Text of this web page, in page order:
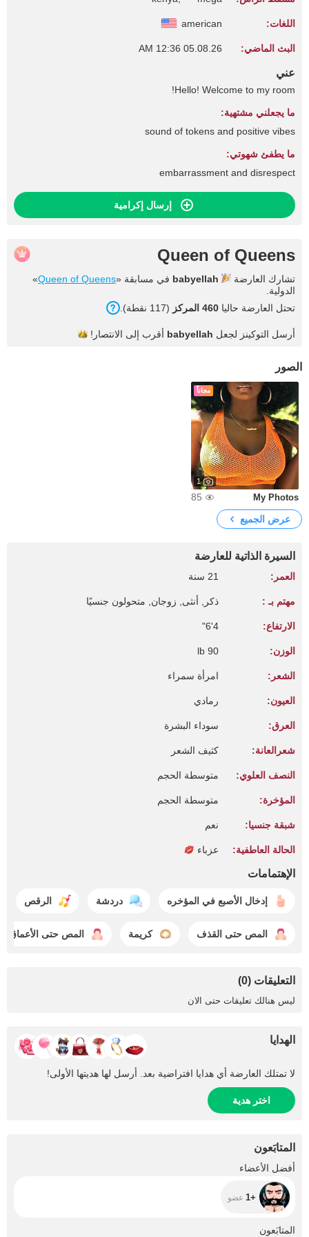
اللغات: american
البث الماضي: 05.08.26 12:36 AM
عني
Hello! Welcome to my room!
ما يجعلني مشتهية:
sound of tokens and positive vibes
ما يطفئ شهوتي:
embarrassment and disrespect
إرسال إكرامية
Queen of Queens
تشارك العارضة babyellah في مسابقة «Queen of Queens
»
الدولية.
تحتل العارضة حاليا 460 المركز (117 نقطة).
أرسل التوكينز لجعل babyellah أقرب إلى الانتصار!
الصور
مجاناً
1
My Photos
85
عرض الجميع
السيرة الذاتية للعارضة
العمر: 21 سنة
مهتم بـ : ذكر, أنثى, زوجان, متحولون جنسيًا
الارتفاع: 4'6"
الوزن: 90 lb
الشعر: امرأة سمراء
العيون: رمادي
العرق: سوداء البشرة
شعرالعانة: كثيف الشعر
النصف العلوي: متوسطة الحجم
المؤخرة: متوسطة الحجم
شبقة جنسيا: نعم
الحالة العاطفية: عزباء
الإهتمامات
إدخال الأصبع في المؤخره دردشة الرقص
المص حتى القذف كريمة المص حتى الأعماق
التعليقات (0)
ليس هنالك تعليقات حتى الان
الهدايا
لا تمتلك العارضة أي هدايا افتراضية بعد. أرسل لها هديتها الأولى!
اختر هدية
المتابَعون
أفضل الأعضاء
+1 عضو
المتابَعون